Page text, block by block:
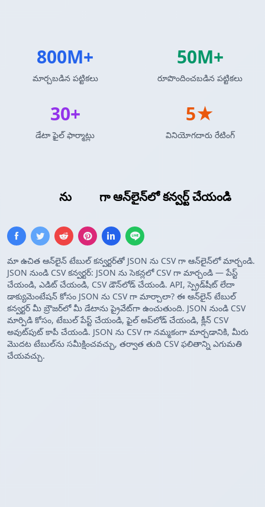
ను గా ఆన్‌లైన్‌లో కన్వర్ట్ చేయండి
మా ఉచిత ఆన్‌లైన్ టేబుల్ కన్వర్టర్‌తో JSON ను CSV గా ఆన్‌లైన్‌లో మార్చండి.
JSON నుండి CSV కన్వర్టర్: JSON ను సెకన్లలో CSV గా మార్చండి — పేస్ట్
చేయండి, ఎడిట్ చేయండి, CSV డౌన్‌లోడ్ చేయండి. API, స్ప్రెడ్‌షీట్ లేదా
డాక్యుమెంటేషన్ కోసం JSON ను CSV గా మార్చాలా? ఈ ఆన్‌లైన్ టేబుల్
కన్వర్టర్ మీ బ్రౌజర్‌లో మీ డేటాను ప్రైవేట్‌గా ఉంచుతుంది. JSON నుండి CSV
మార్పిడి కోసం, టేబుల్ పేస్ట్ చేయండి, ఫైల్ అప్‌లోడ్ చేయండి, క్లీన్ CSV
అవుట్‌పుట్ కాపీ చేయండి. JSON ను CSV గా నమ్మకంగా మార్చడానికి, మీరు
మొదట టేబుల్‌ను సమీక్షించవచ్చు, తర్వాత తుది CSV ఫలితాన్ని ఎగుమతి
చేయవచ్చు.
800M+
మార్చబడిన పట్టికలు
50M+
రూపొందించబడిన పట్టికలు
30+
డేటా ఫైల్ ఫార్మాట్లు
5★
వినియోగదారు రేటింగ్